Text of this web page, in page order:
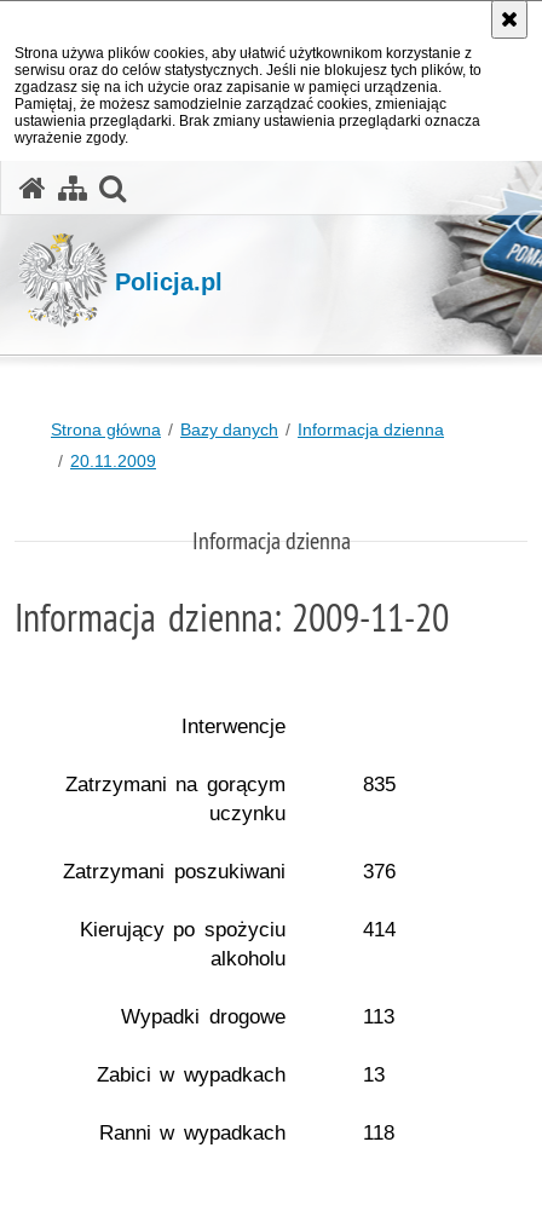
Strona używa plików cookies, aby ułatwić użytkownikom korzystanie z
serwisu oraz do celów statystycznych. Jeśli nie blokujesz tych plików, to
zgadzasz się na ich użycie oraz zapisanie w pamięci urządzenia.
Pamiętaj, że możesz samodzielnie zarządzać cookies, zmieniając
ustawienia przeglądarki. Brak zmiany ustawienia przeglądarki oznacza
wyrażenie zgody.
Policja.pl
Strona główna Bazy danych
Informacja dzienna
20.11.2009
Informacja dzienna
Informacja dzienna: 2009-11-20
Interwencje
Zatrzymani na gorącym
uczynku
835
Zatrzymani poszukiwani 376
Kierujący po spożyciu
alkoholu
414
Wypadki drogowe 113
Zabici w wypadkach 13
Ranni w wypadkach 118